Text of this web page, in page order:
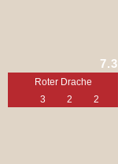
Roter Drache
7.3
3 2 2